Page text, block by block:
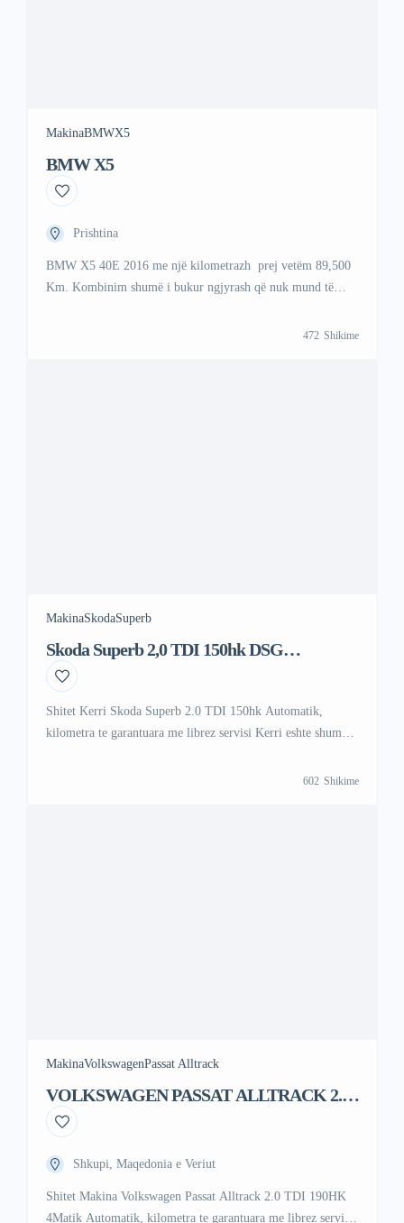
MakinaBMWX5
BMW X5
Prishtina
BMW X5 40E 2016 me një kilometrazh prej vetëm 89,500
Km. Kombinim shumë i bukur ngjyrash që nuk mund të
me një brendshme ngjyrë kafe . Viber +47 41 000 558
472 Shikime
MakinaSkodaSuperb
Skoda Superb 2,0 TDI 150hk DSG
Automatik
Shitet Kerri Skoda Superb 2.0 TDI 150hk Automatik,
kilometra te garantuara me librez servisi Kerri eshte shume i
informata na telefononi ne Viber ose Vatsap Viber +47 41
602 Shikime
MakinaVolkswagenPassat Alltrack
VOLKSWAGEN PASSAT ALLTRACK 2.0
TDI 190HK 4MATIC AUTOMATIK
Shkupi, Maqedonia e Veriut
Shitet Makina Volkswagen Passat Alltrack 2.0 TDI 190HK
4Matik Automatik, kilometra te garantuara me librez servisi